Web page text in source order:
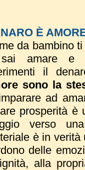
È
da bambino
amare e
il
sono la
ad
prosperità è
verso
è in verità
delle
alla